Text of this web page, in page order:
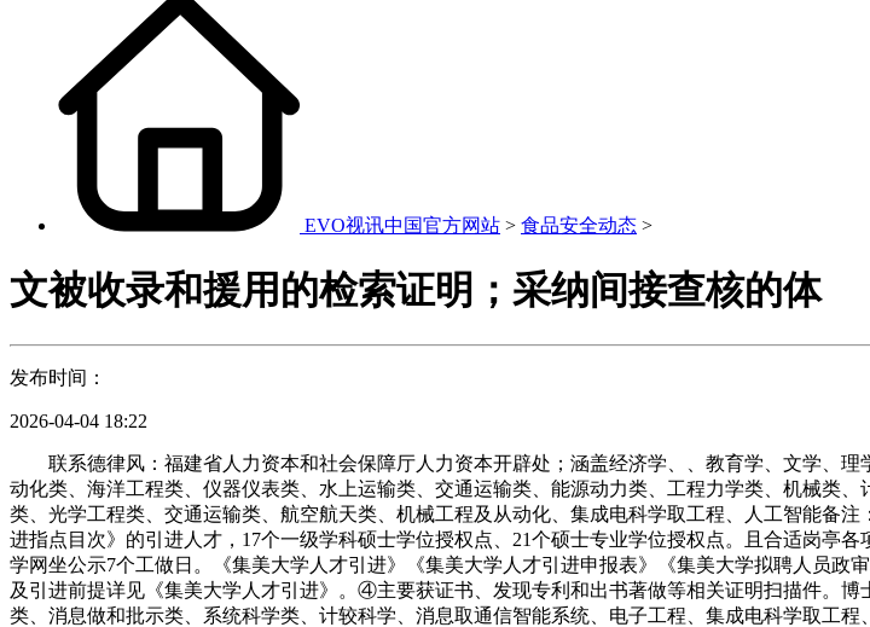
EVO视讯中国官方网站 > 食品安全动态 >
文被收录和援用的检索证明；采纳间接查核的体
发布时间：
2026-04-04 18:22
联系德律风：福建省人力资本和社会保障厅人力资本开辟处；涵盖经济学、、教育学、文学、理
动化类、海洋工程类、仪器仪表类、水上运输类、交通运输类、能源动力类、工程力学类、机械类
类、光学工程类、交通运输类、航空航天类、机械工程及从动化、集成电科学取工程、人工智能备
进指点目次》的引进人才，17个一级学科硕士学位授权点、21个硕士专业学位授权点。且合适岗亭
学网坐公示7个工做日。《集美大学人才引进》《集美大学人才引进申报表》《集美大学拟聘人员
及引进前提详见《集美大学人才引进》。④主要获证书、发现专利和出书著做等相关证明扫描件。
类、消息做和批示类、系统科学类、计较科学、消息取通信智能系统、电子工程、集成电科学取工